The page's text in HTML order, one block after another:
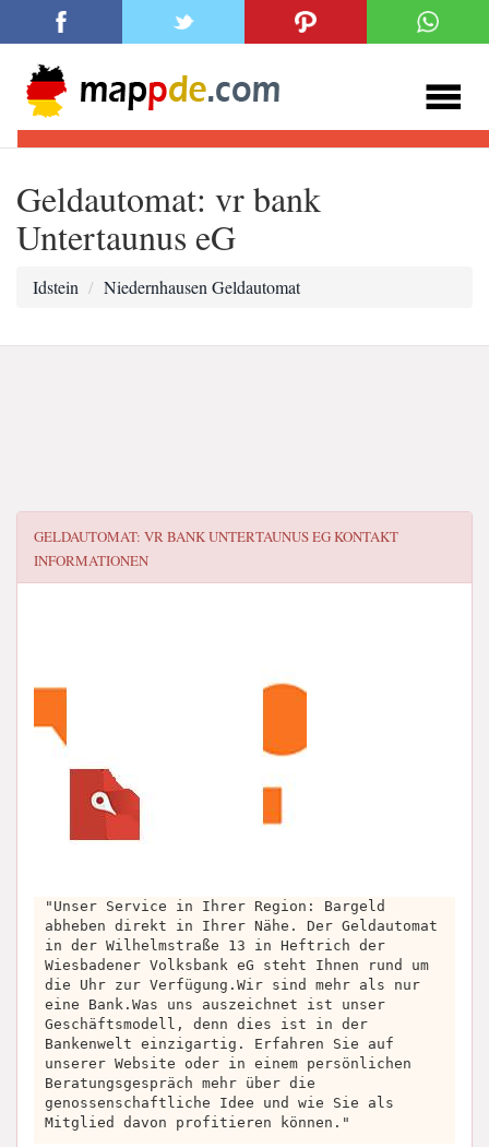
Geldautomat: vr bank
Untertaunus eG
Idstein Niedernhausen Geldautomat
GELDAUTOMAT: VR BANK UNTERTAUNUS EGKONTAKT
INFORMATIONEN
"Unser Service in Ihrer Region: Bargeld
abheben direkt in Ihrer Nähe. Der Geldautomat
in der Wilhelmstraße 13 in Heftrich der
Wiesbadener Volksbank eG steht Ihnen rund um
die Uhr zur Verfügung.Wir sind mehr als nur
eine Bank.Was uns auszeichnet ist unser
Geschäftsmodell, denn dies ist in der
Bankenwelt einzigartig. Erfahren Sie auf
unserer Website oder in einem persönlichen
Beratungsgespräch mehr über die
genossenschaftliche Idee und wie Sie als
Mitglied davon profitieren können."